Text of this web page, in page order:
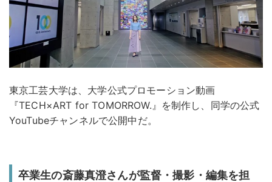
東京工芸大学は、大学公式プロモーション動画
『TECH×ART for TOMORROW.』を制作し、同学の公式
YouTubeチャンネルで公開中だ。
卒業生の斎藤真澄さんが監督・撮影・編集を担